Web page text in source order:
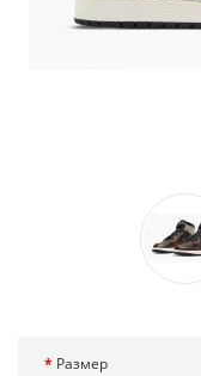
Размер